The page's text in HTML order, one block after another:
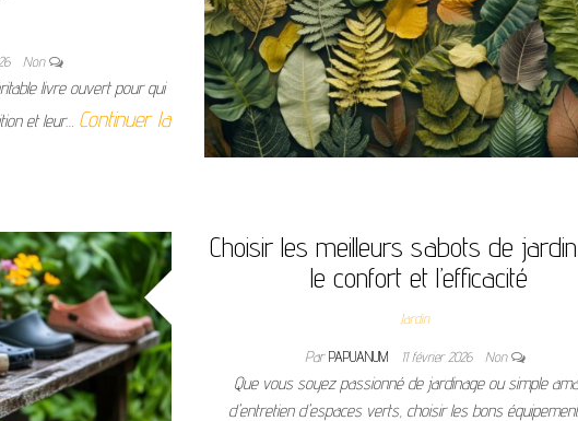
Non
livre ouvert pour qui
et leur… Continuer la
Choisir les meilleurs sabots de
le confort et l’efficacité
Jardin
ParPAPUANUM 11 février 2026 Non
Que vous soyez passionné de jardinage ou simple
d'entretien d'espaces verts, choisir les bons